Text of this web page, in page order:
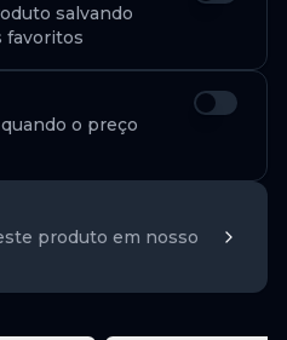
salvando
favoritos
o preço
produto em nosso